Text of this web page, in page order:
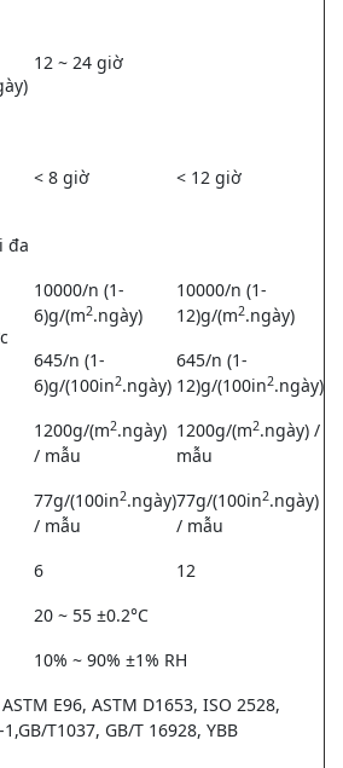
12 ~ 24 giờ
< 8 giờ
< 12 giờ
đa
10000/n (1-
6)g/(m2.ngày)
10000/n (1-
12)g/(m2.ngày)
645/n (1-
6)g/(100in2.ngày)
645/n (1-
12)g/(100in2.ngày)
1200g/(m2.ngày)
/ mẫu
1200g/(m2.ngày) /
mẫu
77g/(100in2.ngày)
/ mẫu
77g/(100in2.ngày)
/ mẫu
6
12
20 ~ 55 ±0.2°C
10% ~ 90% ±1% RH
E96, ASTM D1653, ISO 2528,
T1037, GB/T 16928, YBB